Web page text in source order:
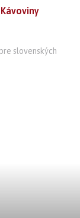
slovenských